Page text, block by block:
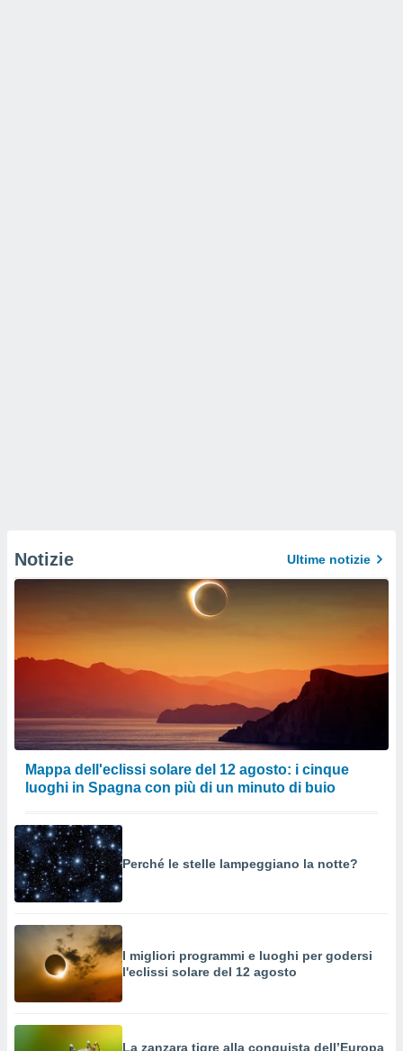
Notizie Ultime notizie
Mappa dell'eclissi solare del 12 agosto: i cinque
luoghi in Spagna con più di un minuto di buio
Perché le stelle lampeggiano la notte?
I migliori programmi e luoghi per godersi
l'eclissi solare del 12 agosto
La zanzara tigre alla conquista dell’Europa